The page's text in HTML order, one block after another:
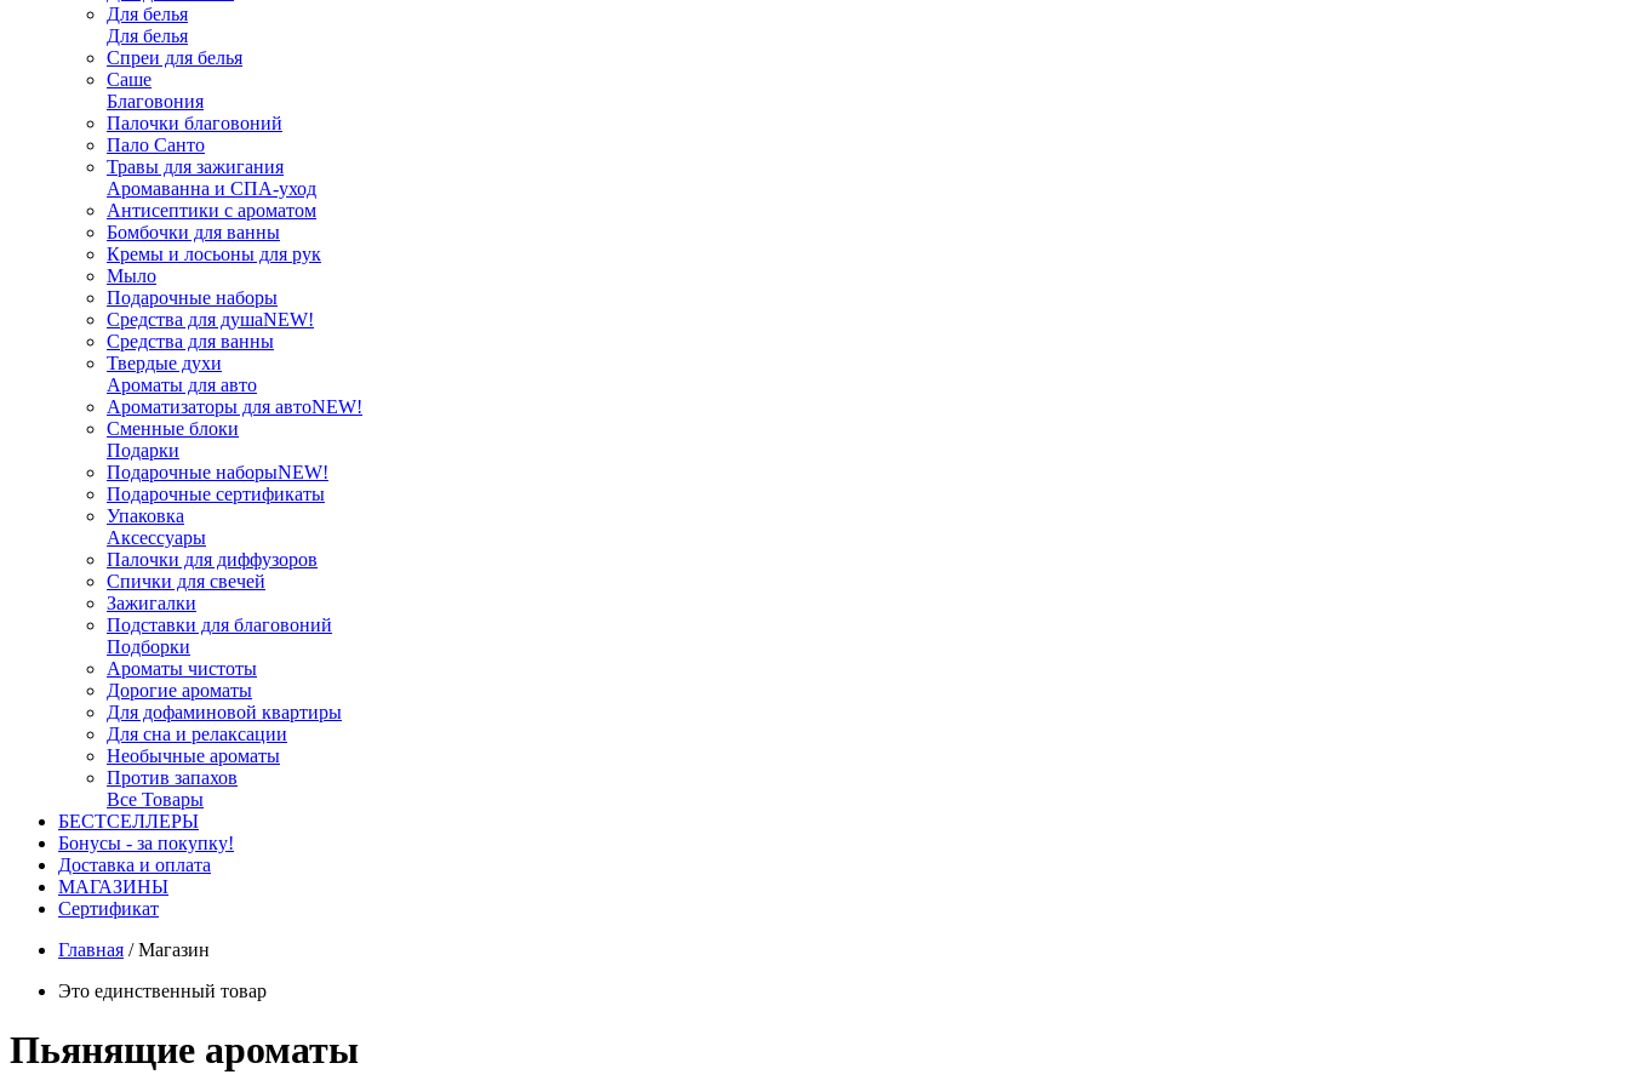
Для белья
Для белья
Спреи для белья
Саше
Благовония
Палочки благовоний
Пало Санто
Травы для зажигания
Аромаванна и СПА-уход
Антисептики с ароматом
Бомбочки для ванны
Кремы и лосьоны для рук
Мыло
Подарочные наборы
Средства для душаNEW!
Средства для ванны
Твердые духи
Ароматы для авто
Ароматизаторы для автоNEW!
Сменные блоки
Подарки
Подарочные наборыNEW!
Подарочные сертификаты
Упаковка
Аксессуары
Палочки для диффузоров
Спички для свечей
Зажигалки
Подставки для благовоний
Подборки
Ароматы чистоты
Дорогие ароматы
Для дофаминовой квартиры
Для сна и релаксации
Необычные ароматы
Против запахов
Все Товары
БЕСТСЕЛЛЕРЫ
Бонусы - за покупку!
Доставка и оплата
МАГАЗИНЫ
Cертификат
Главная /Магазин
Это единственный товар
Пьянящие ароматы